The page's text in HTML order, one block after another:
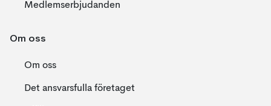
Medlemserbjudanden
Om oss
Om oss
Det ansvarsfulla företaget